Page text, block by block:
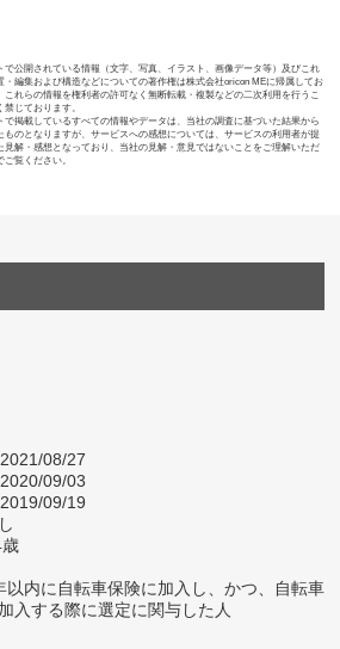
で公開されている情報（文字、写真、イラスト、画像データ等）及びこれ
・編集および構造などについての著作権は株式会社oricon MEに帰属してお
これらの情報を権利者の許可なく無断転載・複製などの二次利用を行うこ
禁じております。
で掲載しているすべての情報やデータは、当社の調査に基づいた結果から
ものとなりますが、サービスへの感想については、サービスの利用者が提
見解・感想となっており、当社の見解・意見ではないことをご理解いただ
ご覧ください。
08/27
09/03
09/19
以内に自転車保険に加入し、かつ、自転車
入する際に選定に関与した人